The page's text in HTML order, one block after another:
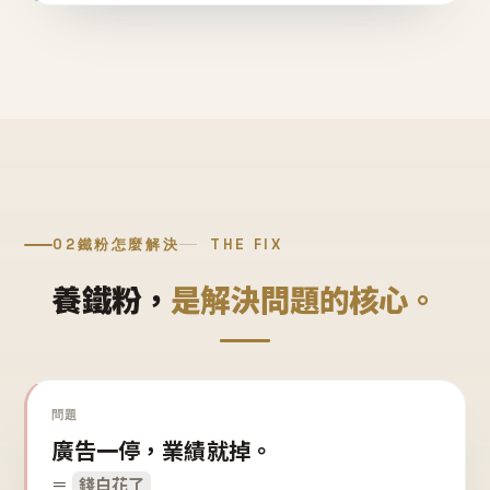
02鐵粉怎麼解決 THE FIX
養鐵粉， 是解決問題的核心。
問題
廣告一停，業績就掉。
＝ 錢白花了